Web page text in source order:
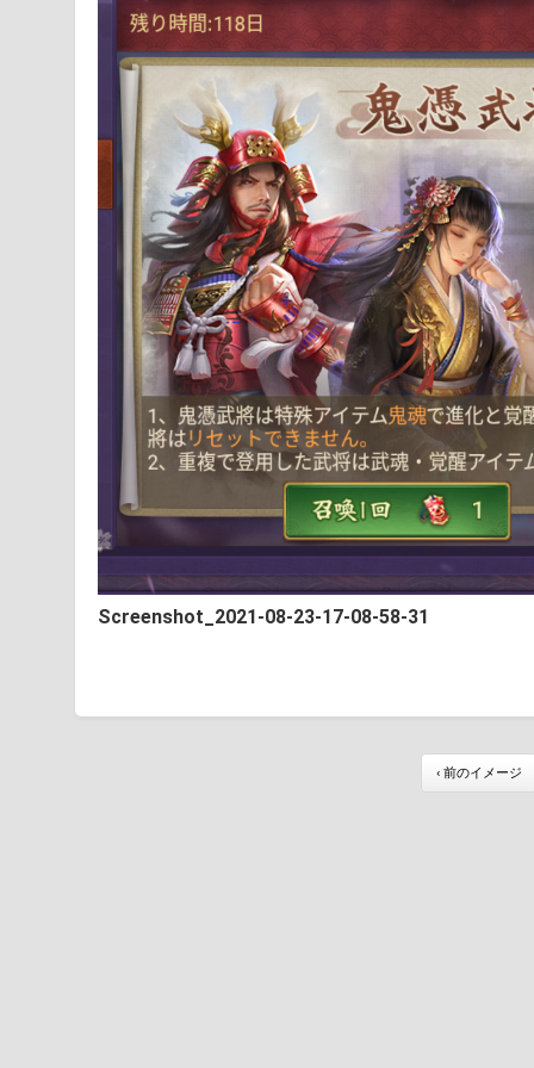
Screenshot_2021-08-23-17-08-58-31
‹ 前のイメージ